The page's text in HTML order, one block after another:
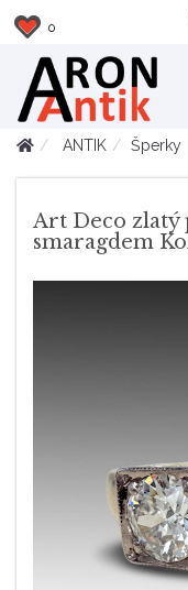
0
ANTIK
Šperky
Art Deco
smaragdem